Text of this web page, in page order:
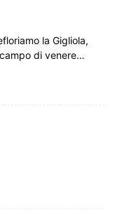
la Gigliola,
di venere…